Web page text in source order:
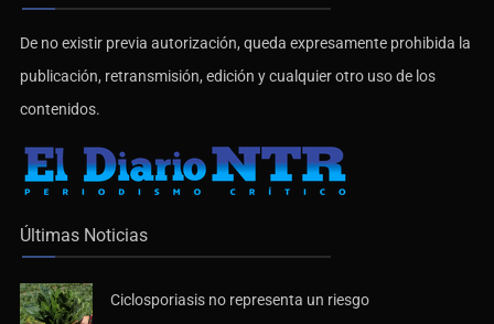
De no existir previa autorización, queda expresamente prohibida la
publicación, retransmisión, edición y cualquier otro uso de los
contenidos.
Últimas Noticias
Ciclosporiasis no representa un riesgo